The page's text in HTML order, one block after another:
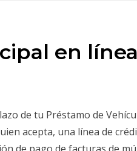
en
de tu Préstamo de
acepta, una línea de